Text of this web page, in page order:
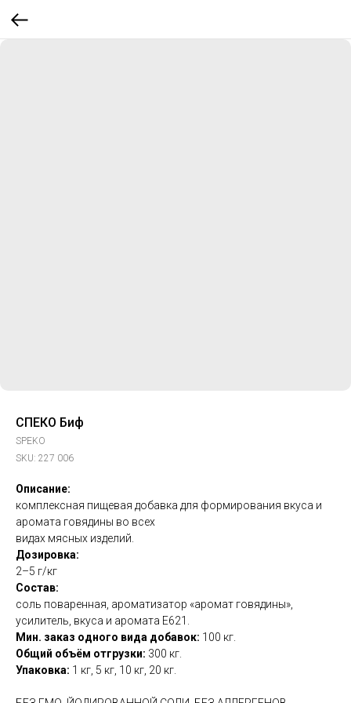
СПЕКО Биф
SPEKO
SKU: 227 006
Описание:
комплексная пищевая добавка для формирования вкуса и
аромата говядины во всех
видах мясных изделий.
Дозировка:
2–5 г/кг
Состав:
соль поваренная, ароматизатор «аромат говядины»,
усилитель, вкуса и аромата Е621.
Мин. заказ одного вида добавок: 100 кг.
Общий объём отгрузки: 300 кг.
Упаковка: 1 кг, 5 кг, 10 кг, 20 кг.